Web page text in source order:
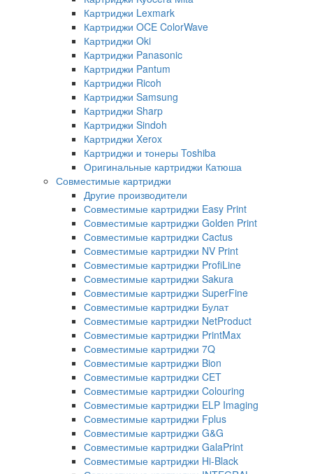
Картриджи Lexmark
Картриджи OCE ColorWave
Картриджи Oki
Картриджи Panasonic
Картриджи Pantum
Картриджи Ricoh
Картриджи Samsung
Картриджи Sharp
Картриджи Sindoh
Картриджи Xerox
Картриджи и тонеры Toshiba
Оригинальные картриджи Катюша
Совместимые картриджи
Другие производители
Совместимые картриджи Easy Print
Совместимые картриджи Golden Print
Совместимые картриджи Cactus
Совместимые картриджи NV Print
Совместимые картриджи ProfiLine
Совместимые картриджи Sakura
Совместимые картриджи SuperFine
Совместимые картриджи Булат
Совместимые картриджи NetProduct
Совместимые картриджи PrintMax
Совместимые картриджи 7Q
Совместимые картриджи Bion
Совместимые картриджи CET
Совместимые картриджи Colouring
Совместимые картриджи ELP Imaging
Совместимые картриджи Fplus
Совместимые картриджи G&G
Совместимые картриджи GalaPrint
Совместимые картриджи Hi-Black